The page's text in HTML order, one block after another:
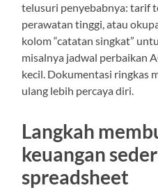
telusuri penyebabnya: tarif
perawatan tinggi, atau
kolom “catatan singkat”
misalnya jadwal perbaikan
kecil. Dokumentasi ringkas
ulang lebih percaya diri.
Langkah
keuangan
spreadsheet